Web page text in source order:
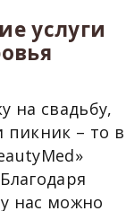
услуги
на свадьбу,
пикник – то в
нас можно